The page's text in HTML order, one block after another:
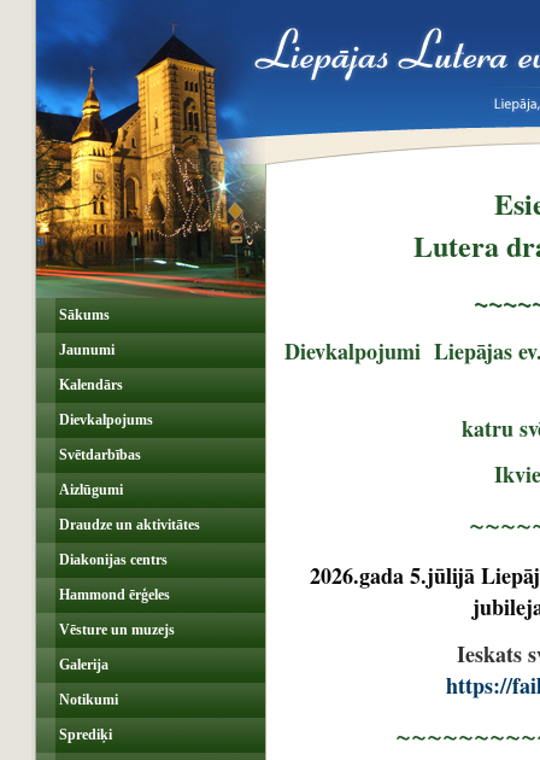
Sākums
Jaunumi
Kalendārs
Dievkalpojums
Svētdarbības
Aizlūgumi
Draudze un aktivitātes
Diakonijas centrs
Hammond ērģeles
Vēsture un muzejs
Galerija
Notikumi
Sprediķi
Lutera
Dievkalpojumi Liepājas
katru
2026.gada 5.jūlijā
Ieskats
https://